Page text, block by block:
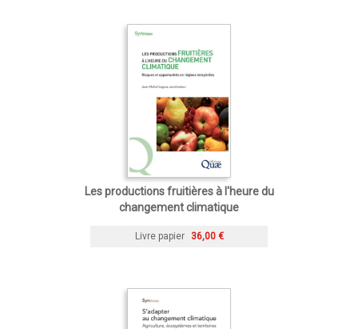
Les productions fruitières à l'heure du
changement climatique
Livre papier 36,00 €